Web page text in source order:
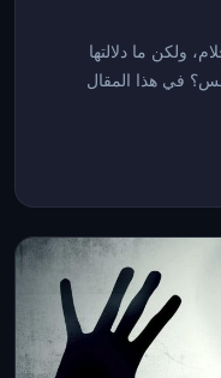
ولكن ما دلالتها
في هذا المقال